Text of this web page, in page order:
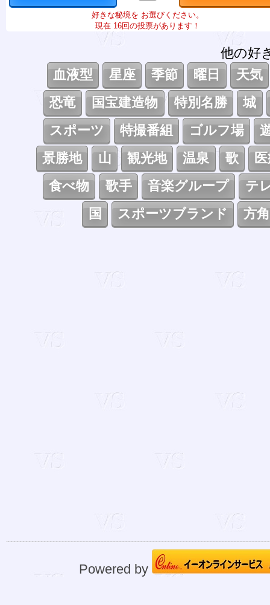
好きな秘境を お選びください。
現在 16回の投票があります！
他の好
血液型
星座 季節 曜日
天気
恐竜
国宝建造物 特別名勝
城
スポーツ
特撮番組 ゴルフ場
景勝地
山 観光地 温泉 歌
食べ物
歌手 音楽グループ
テ
国
スポーツブランド 方角
Powered by